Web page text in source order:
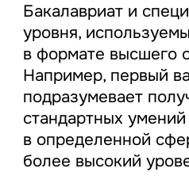
Бакалавриат и
уровня,
в формате высшего
Например, первый
подразумевает
стандартных
в определенной
более высокий